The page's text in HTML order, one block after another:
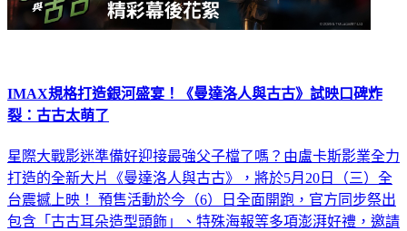
IMAX規格打造銀河盛宴！《曼達洛人與古古》試映口碑炸
裂：古古太萌了
星際大戰影迷準備好迎接最強父子檔了嗎？由盧卡斯影業全力
打造的全新大片《曼達洛人與古古》，將於5月20日（三）全
台震撼上映！ 預售活動於今（6）日全面開跑，官方同步祭出
包含「古古耳朵造型頭飾」、特殊海報等多項澎湃好禮，邀請